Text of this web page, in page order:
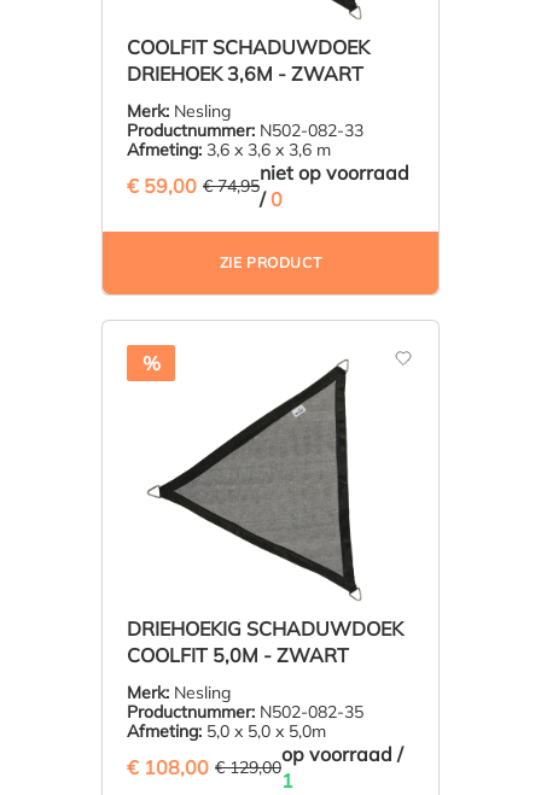
COOLFIT SCHADUWDOEK
DRIEHOEK 3,6M - ZWART
Merk: Nesling
Productnummer: N502-082-33
Afmeting: 3,6 x 3,6 x 3,6 m
€ 59,00 € 74,95(21.28% BESPAARD)
niet op voorraad
/0
ZIE PRODUCT
%
DRIEHOEKIG SCHADUWDOEK
COOLFIT 5,0M - ZWART
Merk: Nesling
Productnummer: N502-082-35
Afmeting: 5,0 x 5,0 x 5,0m
€ 108,00 € 129,00(16.28% BESPAARD)
op voorraad /
1